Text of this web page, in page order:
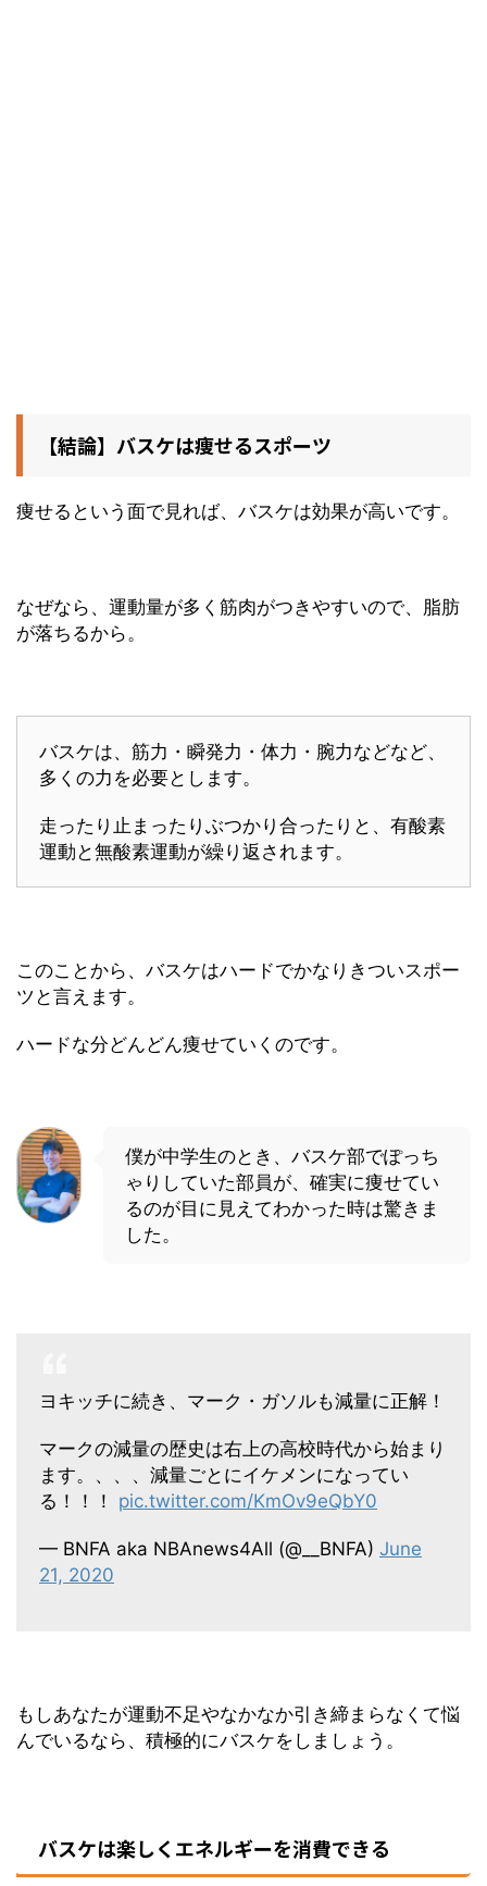
【結論】バスケは痩せるスポーツ
痩せるという面で見れば、バスケは効果が高いです。
なぜなら、運動量が多く筋肉がつきやすいので、脂肪
が落ちるから。
バスケは、筋力・瞬発力・体力・腕力などなど、
多くの力を必要とします。
走ったり止まったりぶつかり合ったりと、有酸素
運動と無酸素運動が繰り返されます。
このことから、バスケはハードでかなりきついスポー
ツと言えます。
ハードな分どんどん痩せていくのです。
僕が中学生のとき、バスケ部でぽっち
ゃりしていた部員が、確実に痩せてい
るのが目に見えてわかった時は驚きま
した。
ヨキッチに続き、マーク・ガソルも減量に正解！
マークの減量の歴史は右上の高校時代から始まり
ます。、、、減量ごとにイケメンになってい
る！！！ pic.twitter.com/KmOv9eQbY0
— BNFA aka NBAnews4All (@__BNFA) June
21, 2020
もしあなたが運動不足やなかなか引き締まらなくて悩
んでいるなら、積極的にバスケをしましょう。
バスケは楽しくエネルギーを消費できる